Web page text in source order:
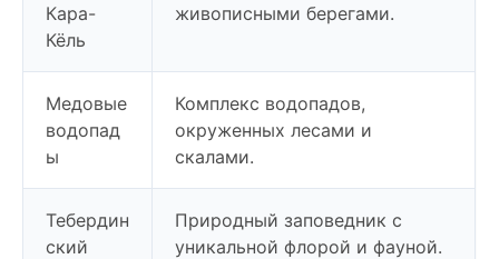
Кара-
Кёль
живописными берегами.
Медовые
водопад
ы
Комплекс водопадов,
окруженных лесами и
скалами.
Тебердин
ский
Природный заповедник с
уникальной флорой и фауной.